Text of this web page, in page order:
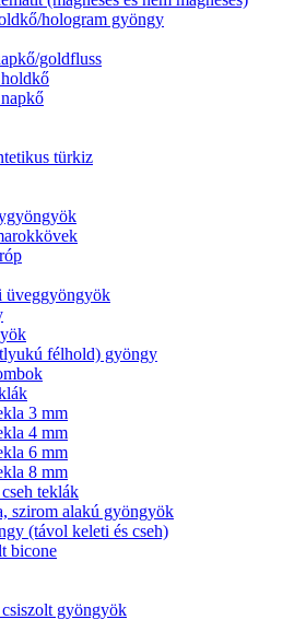
hologram gyöngy
goldfluss
holdkő
türkiz
üveggyöngyök
félhold) gyöngy
3 mm
4 mm
6 mm
8 mm
teklák
szirom alakú gyöngyök
(távol keleti és cseh)
bicone
gyöngyök